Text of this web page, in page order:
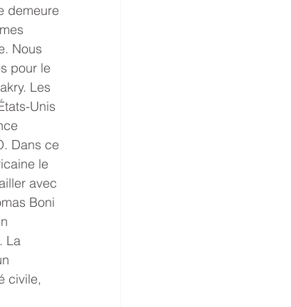
demeure
Nous
pour le
Les
Unis
Dans ce
le
avec
Boni
La
civile,